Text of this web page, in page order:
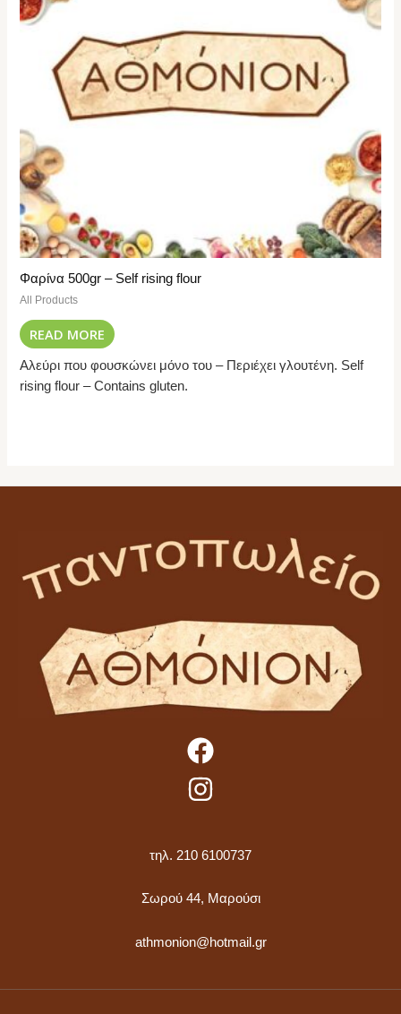
Φαρίνα 500gr – Self rising flour
All Products
READ MORE
Αλεύρι που φουσκώνει μόνο του – Περιέχει γλουτένη. Self
rising flour – Contains gluten.
τηλ. 210 6100737
Σωρού 44, Μαρούσι
athmonion@hotmail.gr